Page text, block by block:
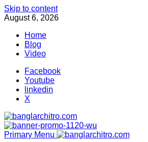
Skip to content
August 6, 2026
Home
Blog
Video
Facebook
Youtube
linkedin
X
Primary Menu